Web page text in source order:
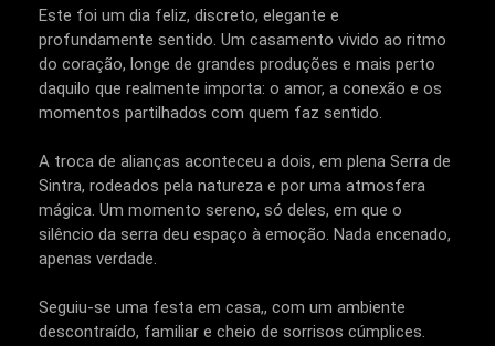
Este foi um dia feliz, discreto, elegante e
profundamente sentido. Um casamento vivido ao ritmo
do coração, longe de grandes produções e mais perto
daquilo que realmente importa: o amor, a conexão e os
momentos partilhados com quem faz sentido.
A troca de alianças aconteceu a dois, em plena Serra de
Sintra, rodeados pela natureza e por uma atmosfera
mágica. Um momento sereno, só deles, em que o
silêncio da serra deu espaço à emoção. Nada encenado,
apenas verdade.
Seguiu-se uma festa em casa,, com um ambiente
descontraído, familiar e cheio de sorrisos cúmplices.